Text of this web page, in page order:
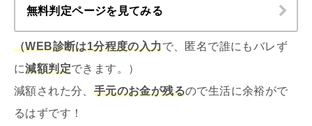
無料判定ページを見てみる
（WEB診断は1分程度の入力で、匿名で誰にもバレず
に減額判定できます。）
減額された分、 手元のお金が残るので生活に余裕がで
るはずです！